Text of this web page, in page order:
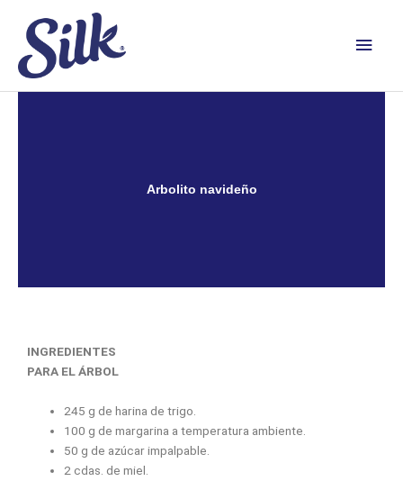
contenido
Arbolito navideño
INGREDIENTES
PARA EL ÁRBOL
245 g de harina de trigo.
100 g de margarina a temperatura ambiente.
50 g de azúcar impalpable.
2 cdas. de miel.